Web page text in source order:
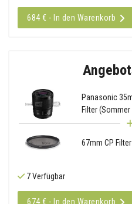
684 € - In den Warenkorb
Panasonic
Filter
67mm CP Filter
7 Verfügbar
674 € - In den Warenkorb